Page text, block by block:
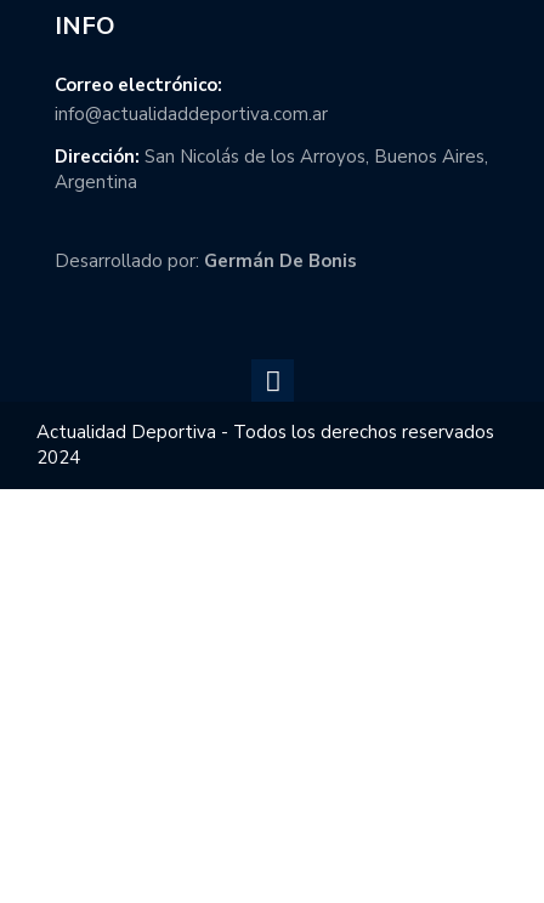
INFO
Correo electrónico:
info@actualidaddeportiva.com.ar
Dirección: San Nicolás de los Arroyos, Buenos Aires,
Argentina
Desarrollado por: Germán De Bonis
Actualidad Deportiva - Todos los derechos reservados
2024